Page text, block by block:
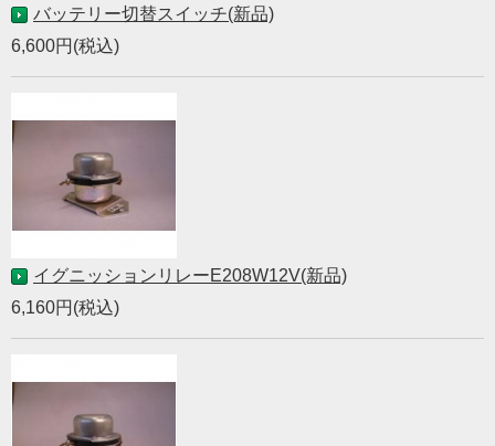
バッテリー切替スイッチ(新品)
6,600円(税込)
イグニッションリレーE208W12V(新品)
6,160円(税込)